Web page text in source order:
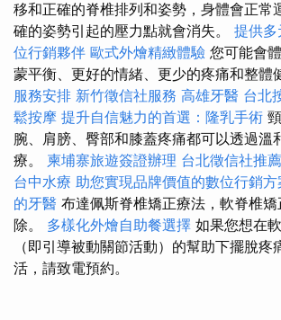
移和正確的脊椎排列和姿勢，身體會正常
確的姿勢引起的壓力點就會消失。 提供多
位行銷夥伴 歐式外燴精緻體驗 您可能會
蒙平衡、更好的情緒、更少的疼痛和整體
服務安排 新竹徵信社服務 高雄牙醫 台北
鬆按摩 提升自信魅力的首選：隆乳手術
腕、肩膀、臀部和膝蓋疼痛都可以透過溫
療。 柬埔寨旅遊簽證辦理 台北徵信社推薦
台中水療 助您實現品牌價值的數位行銷方
的牙醫 布達佩斯脊椎矯正療法，軟脊椎
除。 多樣化外燴自助餐選擇 如果您想在
（即引導被動關節活動）的幫助下擺脫疼
活，請致電預約。